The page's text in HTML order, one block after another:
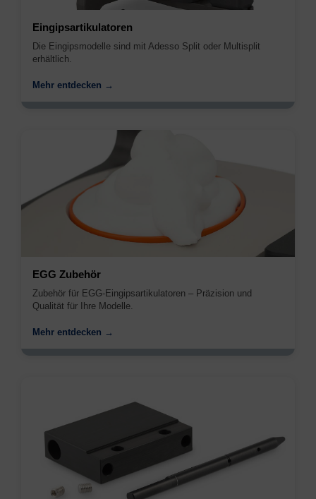
Eingipsartikulatoren
Die Eingipsmodelle sind mit Adesso Split oder Multisplit
erhältlich.
Mehr entdecken →
EGG Zubehör
Zubehör für EGG-Eingipsartikulatoren – Präzision und
Qualität für Ihre Modelle.
Mehr entdecken →